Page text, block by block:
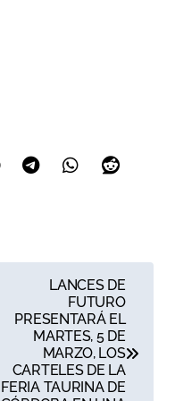
LANCES DE
FUTURO
PRESENTARÁ EL
MARTES, 5 DE
MARZO, LOS
CARTELES DE LA
FERIA TAURINA DE